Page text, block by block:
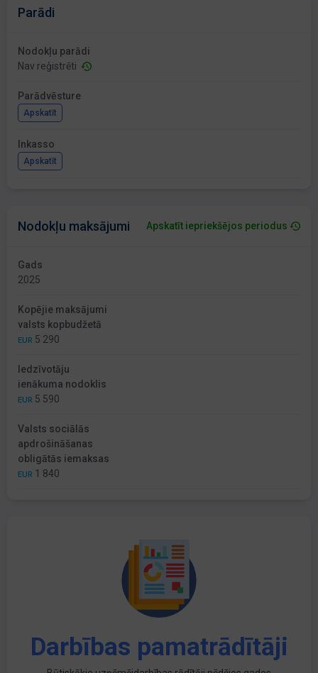
Parādi
Nodokļu parādi
Nav reģistrēti
Parādvēsture
Apskatīt
Inkasso
Apskatīt
Nodokļu maksājumi Apskatīt iepriekšējos periodus
Gads
2025
Kopējie maksājumi
valsts kopbudžetā
EUR 5 290
Iedzīvotāju
ienākuma nodoklis
EUR 5 590
Valsts sociālās
apdrošināšanas
obligātās iemaksas
EUR 1 840
Darbības pamatrādītāji